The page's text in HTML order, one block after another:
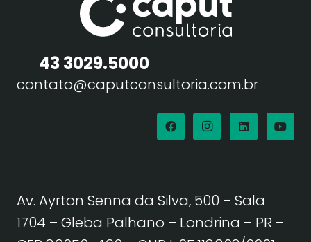
43 3029.5000
contato@caputconsultoria.com.br
Av. Ayrton Senna da Silva, 500 – Sala
1704 – Gleba Palhano – Londrina – PR –